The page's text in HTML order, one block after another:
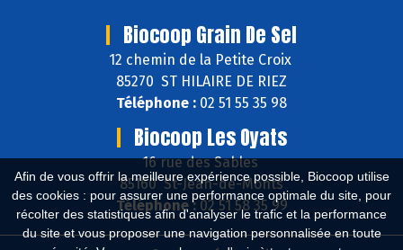
Afin de vous offrir la meilleure expérience possible, Biocoop utilise
des cookies : pour assurer une performance optimale du site, pour
récolter des statistiques afin d'analyser le trafic et la performance
du site et vous proposer une navigation personnalisée en toute
Biocoop Grain De Sel
12 chemin de la Petite Croix
85270 ST HILAIRE DE RIEZ
Téléphone : 02 51 55 35 98
Biocoop Les Oyats
16 rue des Sables
85160 St-Jean-de-Monts
Téléphone :02 51 58 35 99